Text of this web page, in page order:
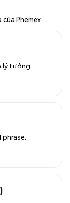
của Phemex
lý tưởng.
phrase.